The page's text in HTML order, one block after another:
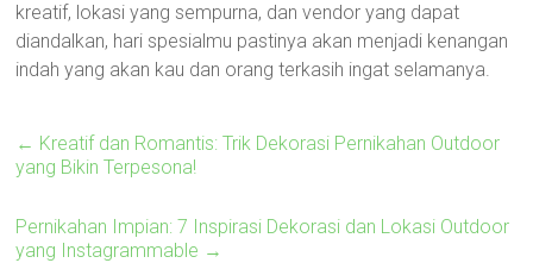
kreatif, lokasi yang sempurna, dan vendor yang dapat
diandalkan, hari spesialmu pastinya akan menjadi kenangan
indah yang akan kau dan orang terkasih ingat selamanya.
← Kreatif dan Romantis: Trik Dekorasi Pernikahan Outdoor
yang Bikin Terpesona!
Pernikahan Impian: 7 Inspirasi Dekorasi dan Lokasi Outdoor
yang Instagrammable →